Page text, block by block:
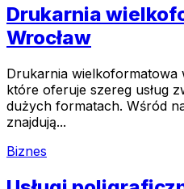
Drukarnia
Wrocław
Drukarnia wielkoformatowa
które oferuje szereg usług
dużych formatach. Wśród
znajdują...
Biznes